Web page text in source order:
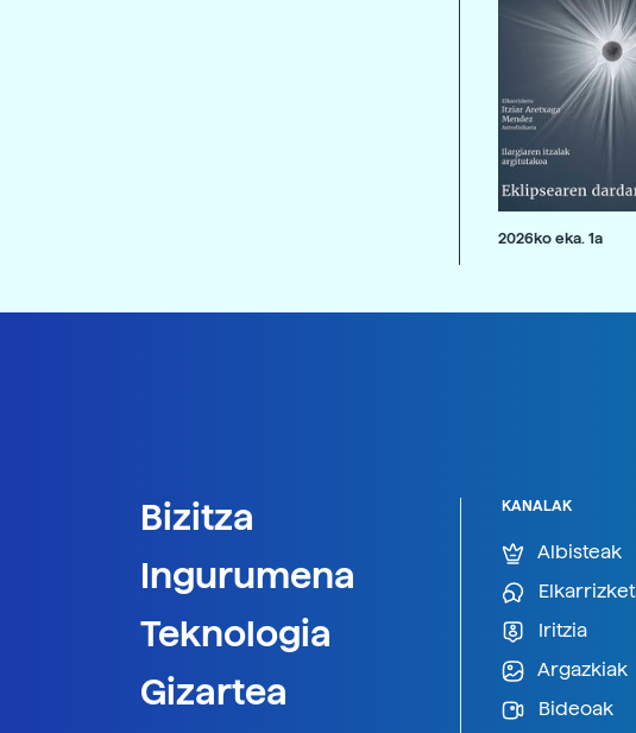
2026ko eka. 1a
Bizitza
Ingurumena
Teknologia
Gizartea
KANALAK
Albisteak
Iritzia
Argazkiak
Bideoak